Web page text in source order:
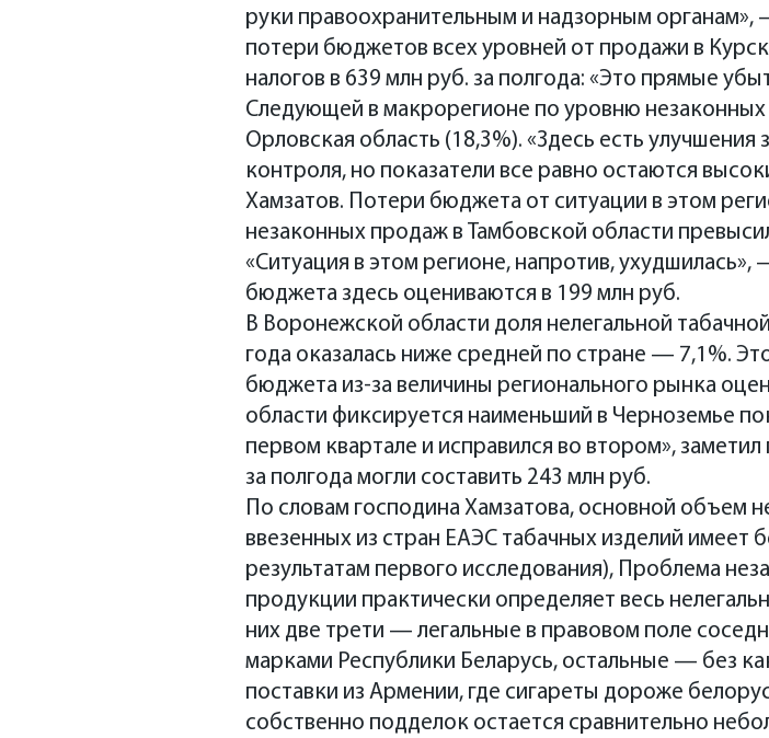
руки правоохранительным и надзорным органам»,
потери бюджетов всех уровней от продажи в
налогов в 639 млн руб. за полгода: «Это прямые
Следующей в макрорегионе по уровню
Орловская область (18,3%). «Здесь есть
контроля, но показатели все равно остаются
Хамзатов. Потери бюджета от ситуации в этом
незаконных продаж в Тамбовской области
«Ситуация в этом регионе, напротив,
бюджета здесь оцениваются в 199 млн руб.
В Воронежской области доля нелегальной
года оказалась ниже средней по стране — 7,1%.
бюджета из-за величины регионального рынка
области фиксируется наименьший в Черноземье
первом квартале и исправился во втором»,
за полгода могли составить 243 млн руб.
По словам господина Хамзатова, основной
ввезенных из стран ЕАЭС табачных изделий имеет
результатам первого исследования), Проблема
продукции практически определяет весь
них две трети — легальные в правовом поле
марками Республики Беларусь, остальные — без
поставки из Армении, где сигареты дороже
собственно подделок остается сравнительно